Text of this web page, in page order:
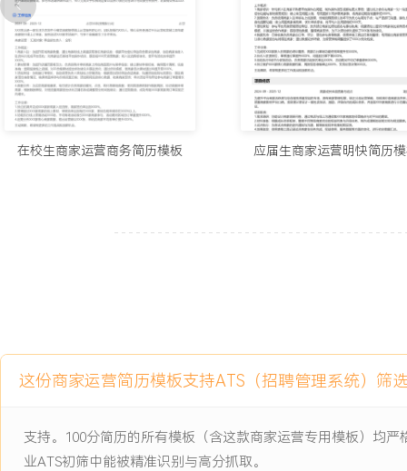
工作业绩：
1.独立拓展并成功引入XXX家新商家入驻平台，季度转化率达到
2.主导策划并执行了X场大型平台促销活动，累计吸引超过XXX家商
总GMV增长XXX%。
3.负责维护超过XXX家活跃商家的日常运营，商家后台操作熟练度评
分）。
4.高效处理商家咨询与问题超过XXX个，商家服务满意度达到XXX%。
为解决夏季餐饮行业线上订单量普遍下滑的业务痛点，发起针对平
家的专项扶持项目。项目面临商家参与意愿低、活动同质化、流量
项目职责：
1.负责方案策划：分析历史数据确定易受夏季影响的商家名单与品类
在校生商家运营商务简历模板 应届生商家运营明快简历
这份商家运营简历模板支持ATS（招聘管理系统）筛
支持。100分简历的所有模板（含这款商家运营专用模板）均
业ATS初筛中能被精准识别与高分抓取。